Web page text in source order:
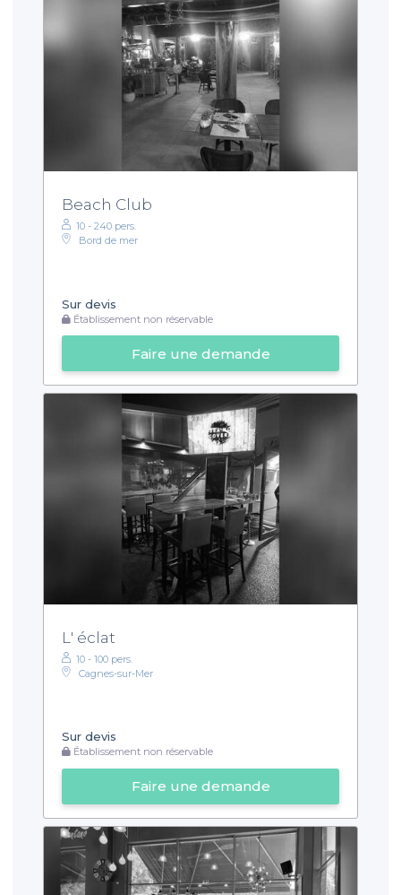
Beach Club
10 - 240 pers.
Bord de mer
Sur devis
Établissement non réservable
Faire une demande
L' éclat
10 - 100 pers.
Cagnes-sur-Mer
Sur devis
Établissement non réservable
Faire une demande